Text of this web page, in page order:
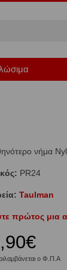
νήμα
PR24
Taulman
πρώτος μια
ο Φ.Π.Α